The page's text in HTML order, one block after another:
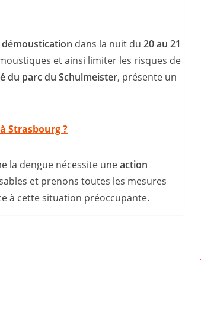
dans la nuit du 20 au 21
et ainsi limiter les risques de
du parc du Schulmeister, présente un
Strasbourg ?
la dengue nécessite uneaction
et prenons toutes les mesures
à cette situation préoccupante.